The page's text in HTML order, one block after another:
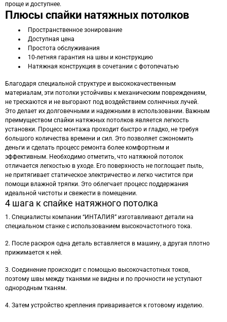
проще и доступнее.
Плюсы спайки натяжных потолков
Пространственное зонирование
Доступная цена
Простота обслуживания
10-летняя гарантия на швы и конструкцию
Натяжная конструкция в сочетании с фотопечатью
Благодаря специальной структуре и высококачественным
материалам, эти потолки устойчивы к механическим повреждениям,
не трескаются и не выгорают под воздействием солнечных лучей.
Это делает их долговечными и надежными в использовании. Важным
преимуществом спайки натяжных потолков является легкость
установки. Процесс монтажа проходит быстро и гладко, не требуя
большого количества времени и сил. Это позволяет сэкономить
деньги и сделать процесс ремонта более комфортным и
эффективным. Необходимо отметить, что натяжной потолок
отличается легкостью в уходе. Его поверхность не поглощает пыль,
не притягивает статическое электричество и легко чистится при
помощи влажной тряпки. Это облегчает процесс поддержания
идеальной чистоты и свежести в помещении.
4 шага к спайке натяжного потолка
1. Специалисты компании “ИНТАЛИЯ” изготавливают детали на
специальном станке с использованием высокочастотного тока.
2. После раскроя одна деталь вставляется в машину, а другая плотно
прижимается к ней.
3. Соединение происходит с помощью высокочастотных токов,
поэтому швы между тканями не видны и по прочности не уступают
однородным тканям.
4. Затем устройство крепления приваривается к готовому изделию.